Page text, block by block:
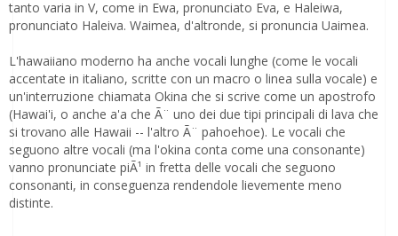
tanto varia in V, come in Ewa, pronunciato Eva, e Haleiwa,
pronunciato Haleiva. Waimea, d'altronde, si pronuncia Uaimea.
L'hawaiiano moderno ha anche vocali lunghe (come le vocali
accentate in italiano, scritte con un macro o linea sulla vocale) e
un'interruzione chiamata Okina che si scrive come un apostrofo
(Hawai'i, o anche a'a che Ã¨ uno dei due tipi principali di lava che
si trovano alle Hawaii -- l'altro Ã¨ pahoehoe). Le vocali che
seguono altre vocali (ma l'okina conta come una consonante)
vanno pronunciate piÃ¹ in fretta delle vocali che seguono
consonanti, in conseguenza rendendole lievemente meno
distinte.